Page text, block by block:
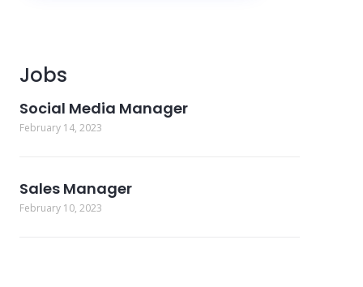
Jobs
Social Media Manager
February 14, 2023
Sales Manager
February 10, 2023